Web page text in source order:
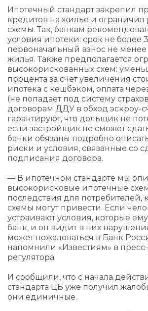
Ипотечный стандарт закрепил
кредитов на жилье и ограничил
схемы. Так, банкам
условия ипотеки: срок не более
первоначальный взнос не менее
жилья. Также предполагается
высокорискованных схем:
процента за счет увеличения
ипотека с кешбэком, оплата
(не попадает под систему
договорам ДДУ в обход эскроу-
гарантируют, что дольщик не
если застройщик не сможет
банки обязаны подробно
риски и условия, связанные со
подписания договора.
— В ипотечном стандарте мы
высокорисковые ипотечные
последствия для потребителей,
схемы могут привести. Если
устраивают условия, которые
банк, и он видит в них
может пожаловаться в Банк
напомнили «Известиям» в
регулятора.
И сообщили, что с начала
стандарта ЦБ уже получил
они единичные.